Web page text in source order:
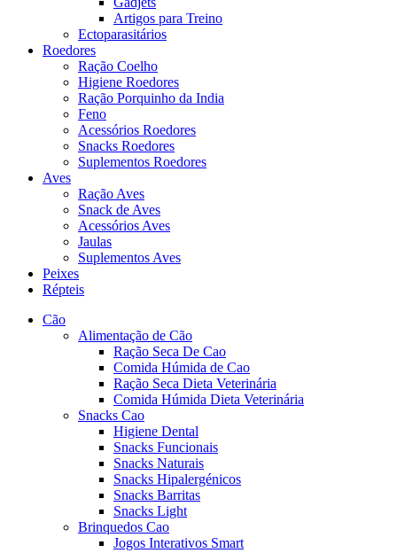
Artigos para Treino
Ectoparasitários
Roedores
Ração Coelho
Higiene Roedores
Ração Porquinho da India
Feno
Acessórios Roedores
Snacks Roedores
Suplementos Roedores
Aves
Ração Aves
Snack de Aves
Acessórios Aves
Jaulas
Suplementos Aves
Peixes
Répteis
Cão
Alimentação de Cão
Ração Seca De Cao
Comida Húmida de Cao
Ração Seca Dieta Veterinária
Comida Húmida Dieta Veterinária
Snacks Cao
Higiene Dental
Snacks Funcionais
Snacks Naturais
Snacks Hipalergénicos
Snacks Barritas
Snacks Light
Brinquedos Cao
Jogos Interativos Smart